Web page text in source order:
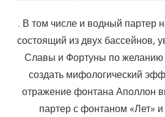
. В том числе и водный партер
состоящий из двух бассейнов,
Славы и Фортуны по желанию
создать мифологический
отражение фонтана Аполлон
партер с фонтаном «Лет»